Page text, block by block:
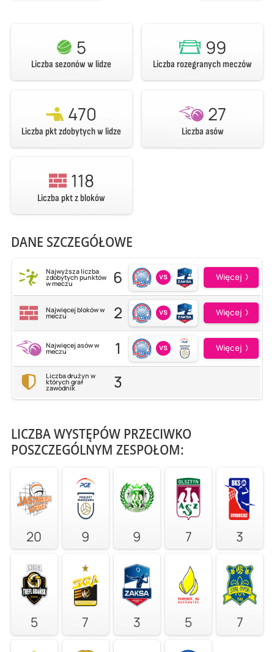
5
Liczba sezonów w lidze
99
Liczba rozegranych meczów
470
Liczba pkt zdobytych w lidze
27
Liczba asów
118
Liczba pkt z bloków
DANE SZCZEGÓŁOWE
Najwyższa liczba
zdobytych punktów
w meczu 6 vs Więcej
Najwięcej bloków w
meczu 2 vs Więcej
Najwięcej asów w
meczu 1 vs Więcej
Liczba drużyn w
których grał
zawodnik 3
LICZBA WYSTĘPÓW PRZECIWKO
POSZCZEGÓLNYM ZESPOŁOM:
20 9 9 7 3
5 7 3 5 7